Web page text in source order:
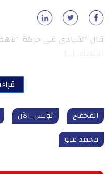
قال القيادي في حركة
الفخفاخ تونس_الآن
محمد عبو